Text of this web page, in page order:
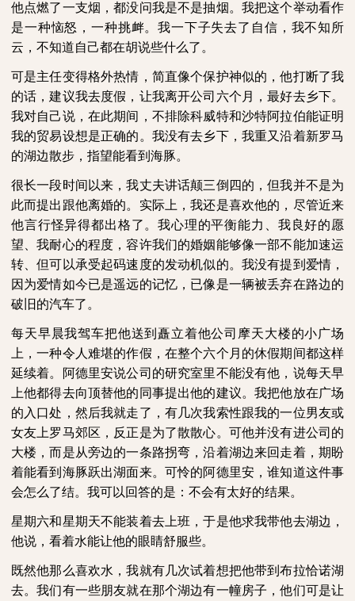
他点燃了一支烟，都没问我是不是抽烟。我把这个举动看作
是一种恼怒，一种挑衅。我一下子失去了自信，我不知所
云，不知道自己都在胡说些什么了。
可是主任变得格外热情，简直像个保护神似的，他打断了我
的话，建议我去度假，让我离开公司六个月，最好去乡下。
我对自己说，在此期间，不排除科威特和沙特阿拉伯能证明
我的贸易设想是正确的。我没有去乡下，我重又沿着新罗马
的湖边散步，指望能看到海豚。
很长一段时间以来，我丈夫讲话颠三倒四的，但我并不是为
此而提出跟他离婚的。实际上，我还是喜欢他的，尽管近来
他言行怪异得都出格了。我心理的平衡能力、我良好的愿
望、我耐心的程度，容许我们的婚姻能够像一部不能加速运
转、但可以承受起码速度的发动机似的。我没有提到爱情，
因为爱情如今已是遥远的记忆，已像是一辆被丢弃在路边的
破旧的汽车了。
每天早晨我驾车把他送到矗立着他公司摩天大楼的小广场
上，一种令人难堪的作假，在整个六个月的休假期间都这样
延续着。阿德里安说公司的研究室里不能没有他，说每天早
上他都得去向顶替他的同事提出他的建议。我把他放在广场
的入口处，然后我就走了，有几次我索性跟我的一位男友或
女友上罗马郊区，反正是为了散散心。可他并没有进公司的
大楼，而是从旁边的一条路拐弯，沿着湖边来回走着，期盼
着能看到海豚跃出湖面来。可怜的阿德里安，谁知道这件事
会怎么了结。我可以回答的是：不会有太好的结果。
星期六和星期天不能装着去上班，于是他求我带他去湖边，
他说，看着水能让他的眼睛舒服些。
既然他那么喜欢水，我就有几次试着想把他带到布拉恰诺湖
去。我们有一些朋友就在那个湖边有一幢房子，他们可是让